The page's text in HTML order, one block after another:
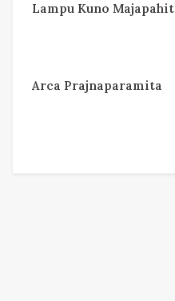
Lampu Kuno Majapahit
Arca Prajnaparamita